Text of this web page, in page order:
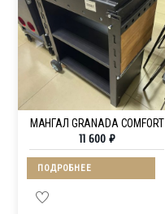
МАНГАЛ GRANADA COMFORT
11 600 ₽
ПОДРОБНЕЕ